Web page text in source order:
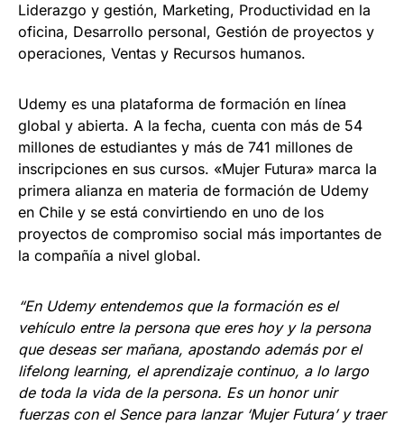
Liderazgo y gestión, Marketing, Productividad en la
oficina, Desarrollo personal, Gestión de proyectos y
operaciones, Ventas y Recursos humanos.
Udemy es una plataforma de formación en línea
global y abierta. A la fecha, cuenta con más de 54
millones de estudiantes y más de 741 millones de
inscripciones en sus cursos. «Mujer Futura» marca la
primera alianza en materia de formación de Udemy
en Chile y se está convirtiendo en uno de los
proyectos de compromiso social más importantes de
la compañía a nivel global.
“En Udemy entendemos que la formación es el
vehículo entre la persona que eres hoy y la persona
que deseas ser mañana, apostando además por el
lifelong learning, el aprendizaje continuo, a lo largo
de toda la vida de la persona. Es un honor unir
fuerzas con el Sence para lanzar ‘Mujer Futura’ y traer